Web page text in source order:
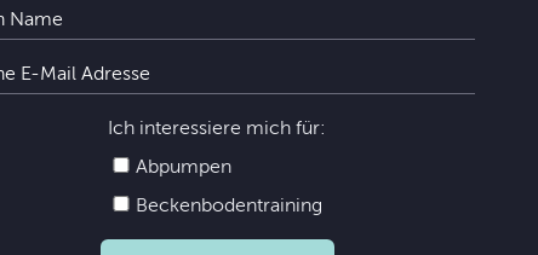
Ich interessiere mich für:
Abpumpen
Beckenbodentraining